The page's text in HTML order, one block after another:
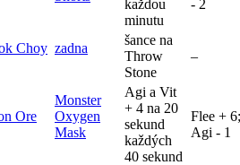
každou
minutu
- 2
Choy zadna
šance na
Throw
Stone
–
Ore
Monster
Oxygen
Mask
Agi a Vit
+ 4 na 20
sekund
každých
40 sekund
Flee + 6;
Agi - 1